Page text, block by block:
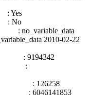
no_variable_data
2010-02-22
: 9194342
:
: 126258
: 6046141853